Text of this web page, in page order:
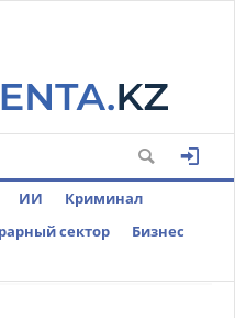
ИИ
Криминал
сектор
Бизнес